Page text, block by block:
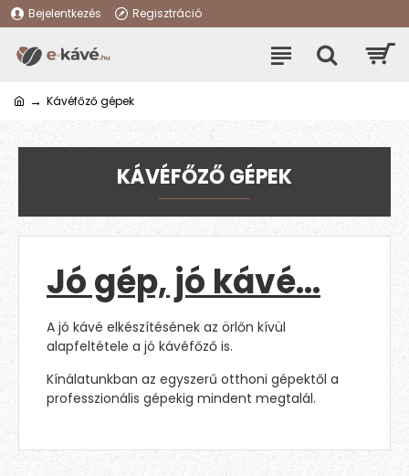
Bejelentkezés Regisztráció
Kávéfőző gépek
KÁVÉFŐZŐ GÉPEK
Jó gép, jó kávé…
A jó kávé elkészítésének az örlőn kívül
alapfeltétele a jó kávéfőző is.
Kínálatunkban az egyszerű otthoni gépektől a
professzionális gépekig mindent megtalál.